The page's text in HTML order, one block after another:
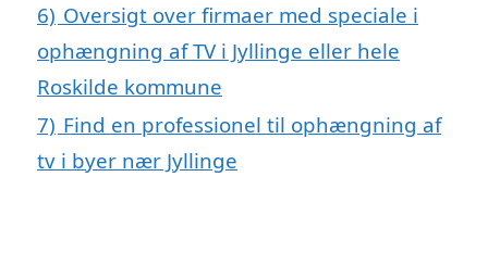
6) Oversigt over firmaer med speciale i
ophængning af TV i Jyllinge eller hele
Roskilde kommune
7) Find en professionel til ophængning af
tv i byer nær Jyllinge